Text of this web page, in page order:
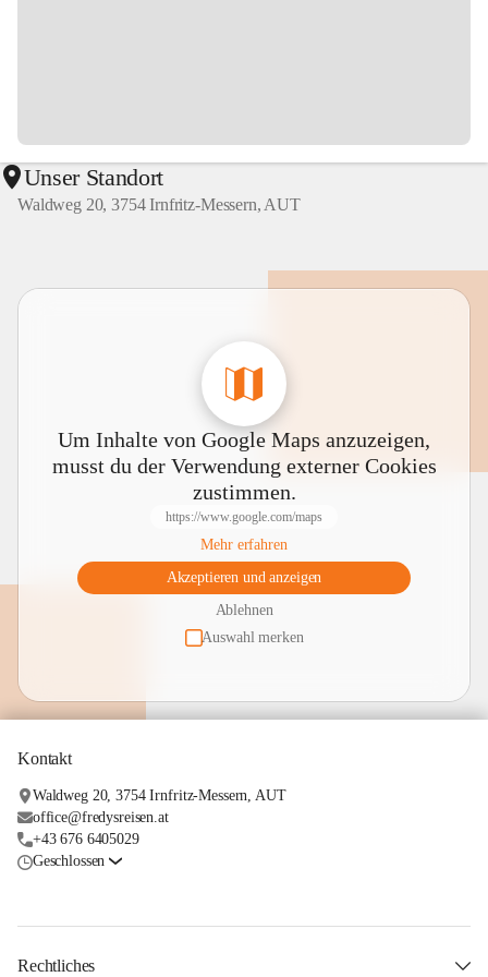
Unser Standort
Waldweg 20, 3754 Irnfritz-Messern, AUT
Um Inhalte von Google Maps anzuzeigen,
musst du der Verwendung externer Cookies
zustimmen.
https://www.google.com/maps
Mehr erfahren
Akzeptieren und anzeigen
Ablehnen
Auswahl merken
Kontakt
Waldweg 20, 3754 Irnfritz-Messern, AUT
office@fredysreisen.at
+43 676 6405029
Geschlossen
Rechtliches